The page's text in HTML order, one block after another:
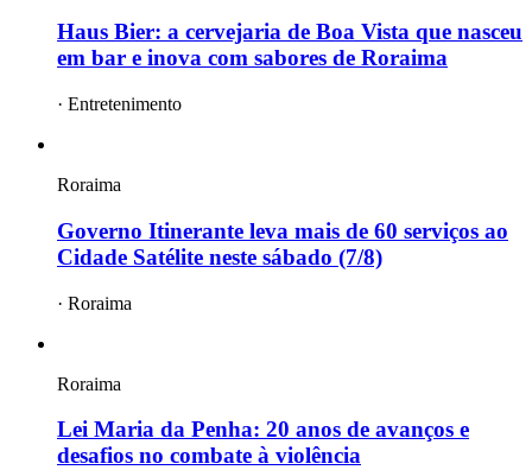
Haus Bier: a cervejaria de Boa Vista que nasceu
em bar e inova com sabores de Roraima
· Entretenimento
Roraima
Governo Itinerante leva mais de 60 serviços ao
Cidade Satélite neste sábado (7/8)
· Roraima
Roraima
Lei Maria da Penha: 20 anos de avanços e
desafios no combate à violência